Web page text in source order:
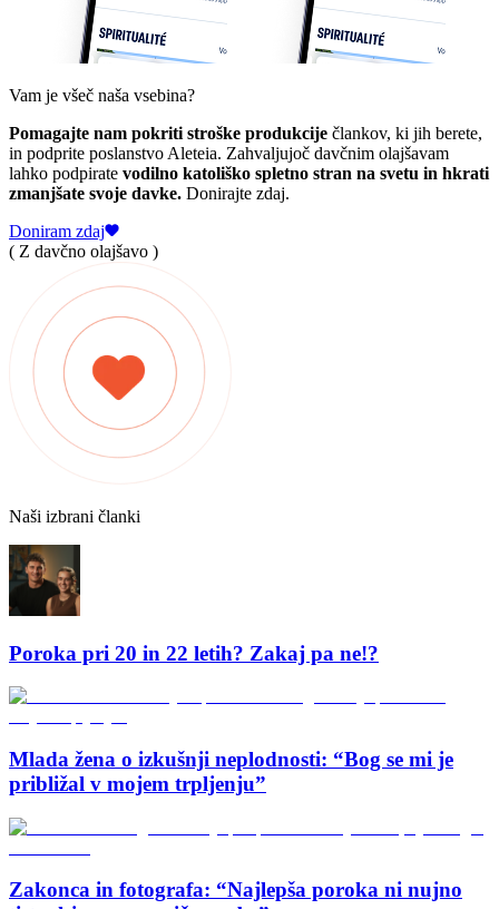
Vam je všeč naša vsebina?
Pomagajte nam pokriti stroške produkcije člankov, ki jih berete,
in podprite poslanstvo Aleteia. Zahvaljujoč davčnim olajšavam
lahko podpirate vodilno katoliško spletno stran na svetu in hkrati
zmanjšate svoje davke. Donirajte zdaj.
Doniram zdaj
( Z davčno olajšavo )
Naši izbrani članki
Poroka pri 20 in 22 letih? Zakaj pa ne!?
Mlada žena o izkušnji neplodnosti: “Bog se mi je
približal v mojem trpljenju”
Zakonca in fotografa: “Najlepša poroka ni nujno